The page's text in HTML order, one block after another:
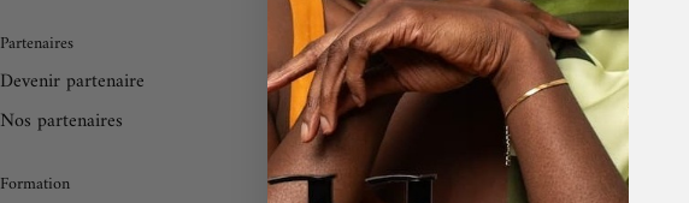
Partenaires
Devenir partenaire
Nos partenaires
Formation
Nos formations
Nos formations